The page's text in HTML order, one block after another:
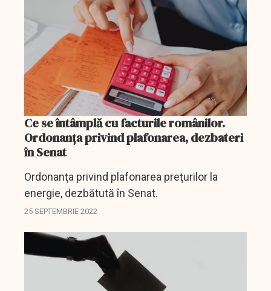
Ce se întâmplă cu facturile românilor.
Ordonanţa privind plafonarea, dezbateri
în Senat
Ordonanţa privind plafonarea preţurilor la
energie, dezbătută în Senat.
25 SEPTEMBRIE 2022